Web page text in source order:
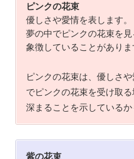
ピンクの花束
優しさや愛情を表します。
夢の中でピンクの花束を
象徴していることがありま
ピンクの花束は、優しさ
でピンクの花束を受け取
深まることを示しているか
紫の花束